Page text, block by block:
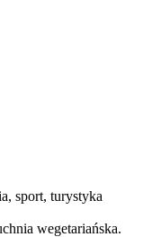
sport, turystyka
wegetariańska.